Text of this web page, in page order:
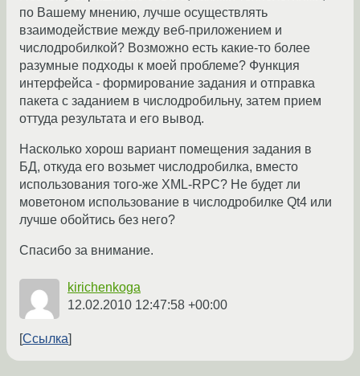
по Вашему мнению, лучше осуществлять
взаимодействие между веб-приложением и
числодробилкой? Возможно есть какие-то более
разумные подходы к моей проблеме? Функция
интерфейса - формирование задания и отправка
пакета с заданием в числодробильну, затем прием
оттуда результата и его вывод.
Насколько хорош вариант помещения задания в
БД, откуда его возьмет числодробилка, вместо
использования того-же XML-RPC? Не будет ли
моветоном использование в числодробилке Qt4 или
лучше обойтись без него?
Спасибо за внимание.
kirichenkoga
12.02.2010 12:47:58 +00:00
Ссылка